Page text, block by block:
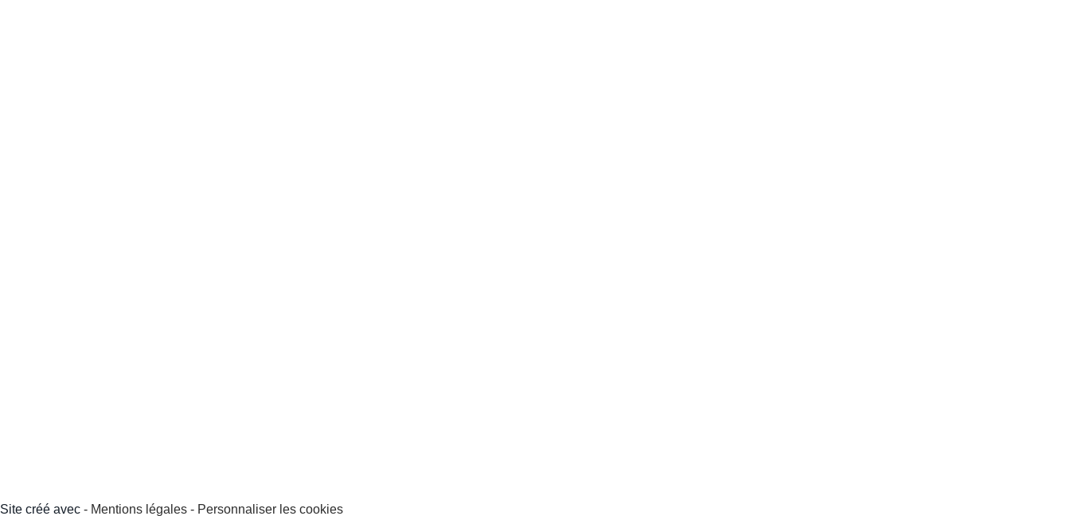
Site créé avec - Mentions légales - Personnaliser les cookies